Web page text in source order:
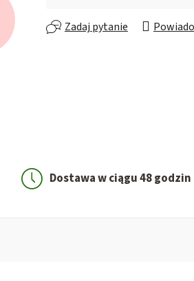
Zadaj pytanie
Dostawa w ciągu 48 godzin